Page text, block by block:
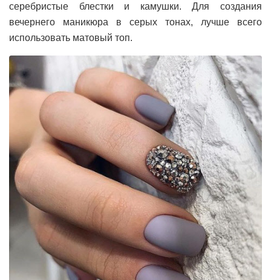
серебристые блестки и камушки. Для создания
вечернего маникюра в серых тонах, лучше всего
использовать матовый топ.